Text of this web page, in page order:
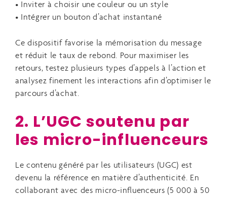
• Inviter à choisir une couleur ou un style
• Intégrer un bouton d’achat instantané
Ce dispositif favorise la mémorisation du message
et réduit le taux de rebond. Pour maximiser les
retours, testez plusieurs types d’appels à l’action et
analysez finement les interactions afin d’optimiser le
parcours d’achat.
2. L’UGC soutenu par
les micro-influenceurs
Le contenu généré par les utilisateurs (UGC) est
devenu la référence en matière d’authenticité. En
collaborant avec des micro-influenceurs (5 000 à 50